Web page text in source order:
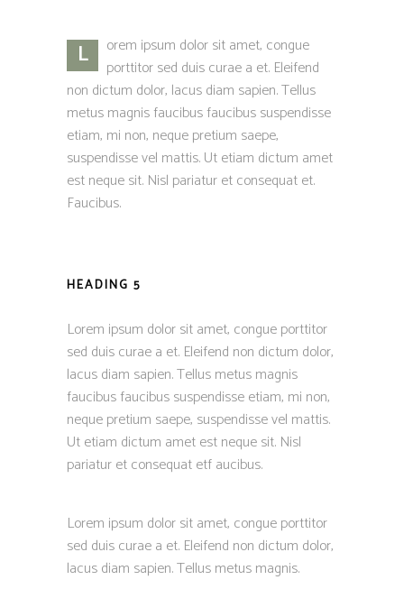
L
orem ipsum dolor sit amet, congue
porttitor sed duis curae a et. Eleifend
non dictum dolor, lacus diam sapien. Tellus
metus magnis faucibus faucibus suspendisse
etiam, mi non, neque pretium saepe,
suspendisse vel mattis. Ut etiam dictum amet
est neque sit. Nisl pariatur et consequat et.
Faucibus.
HEADING 5
Lorem ipsum dolor sit amet, congue porttitor
sed duis curae a et. Eleifend non dictum dolor,
lacus diam sapien. Tellus metus magnis
faucibus faucibus suspendisse etiam, mi non,
neque pretium saepe, suspendisse vel mattis.
Ut etiam dictum amet est neque sit. Nisl
pariatur et consequat etf aucibus.
Lorem ipsum dolor sit amet, congue porttitor
sed duis curae a et. Eleifend non dictum dolor,
lacus diam sapien. Tellus metus magnis.